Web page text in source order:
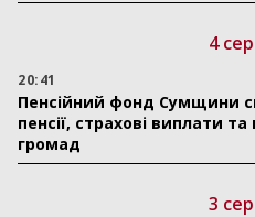
4
20:41
Пенсійний фонд Сумщини
пенсії, страхові виплати
громад
3